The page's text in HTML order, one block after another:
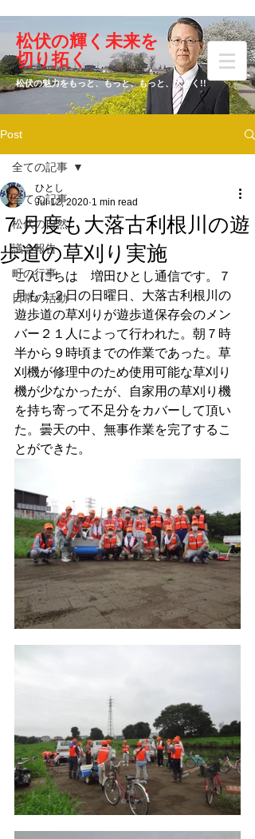
​増田 ひとし
​松伏の輝く未来を
切り拓く
松伏の魅力をもっと、もっと、もっと、大きく!!
元松伏町議会議員
Post
全ての記事
松伏の自然
議会報告
町の行事
日常の活動
全ての記事
７月度も大落古利根川の遊
歩道の草刈り実施
ひとし
Jul 12, 2020 1 min read
こんにちは　増田ひとし通信です。７
月も１２日の日曜日、大落古利根川の
遊歩道の草刈りが遊歩道保存会のメン
バー２１人によって行われた。朝７時
半から９時頃までの作業であった。草
刈機が修理中のため使用可能な草刈り
機が少なかったが、自家用の草刈り機
を持ち寄って不足分をカバーして頂い
た。曇天の中、無事作業を完了するこ
とができた。